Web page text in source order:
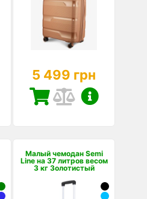
5 499 грн
Малый чемодан Semi
Line на 37 литров весом
3 кг Золотистый